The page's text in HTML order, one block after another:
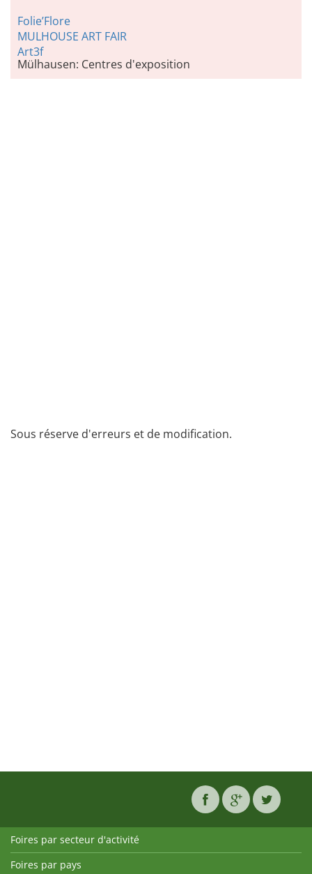
Folie’Flore
MULHOUSE ART FAIR
Art3f
Mülhausen: Centres d'exposition
Sous réserve d'erreurs et de modification.
Foires par secteur d'activité
Foires par pays